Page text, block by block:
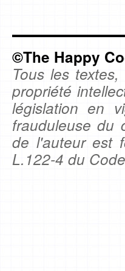
©The Happy
Tous les
propriété
législation en
frauduleuse du
de l'auteur est
L.122-4 du